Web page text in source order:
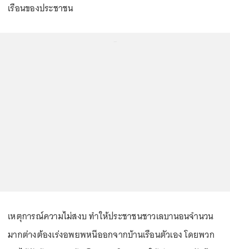
เรือนของประชาชน
เหตุการณ์ความไม่สงบ ทำให้ประชาชนชาวเลบานอนจำนวน
มากต่างต้องเร่งอพยพหนีออกจากบ้านเรือนตัวเอง โดยพวก